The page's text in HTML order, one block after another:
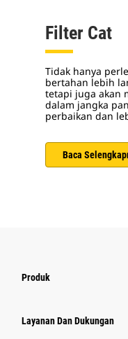
Filter Cat
Tidak hanya
bertahan lebih
tetapi juga akan
dalam jangka
perbaikan dan
Baca
Produk
Layanan Dan Dukungan